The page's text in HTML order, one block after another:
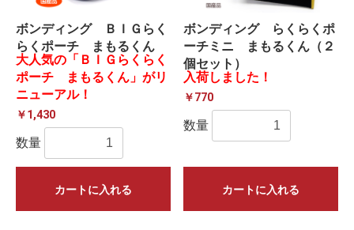
ボンディング ＢＩＧらく
らくポーチ まもるくん
大人気の「ＢＩＧらくらく
ポーチ まもるくん」がリ
ニューアル！
￥1,430
数量
カートに入れる
ボンディング らくらくポ
ーチミニ まもるくん（２
個セット）
入荷しました！
￥770
数量
カートに入れる